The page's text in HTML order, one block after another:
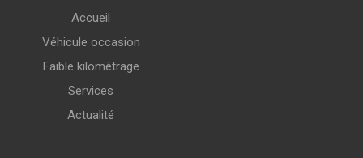
Accueil
Véhicule occasion
Faible kilométrage
Services
Actualité